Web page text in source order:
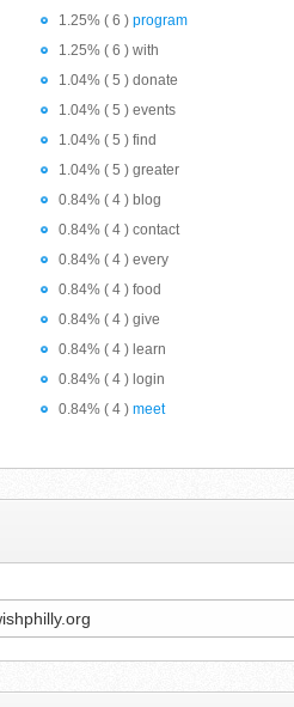
1.25% ( 6 ) program
1.25% ( 6 ) with
1.04% ( 5 ) donate
1.04% ( 5 ) events
1.04% ( 5 ) find
1.04% ( 5 ) greater
0.84% ( 4 ) blog
0.84% ( 4 ) contact
0.84% ( 4 ) every
0.84% ( 4 ) food
0.84% ( 4 ) give
0.84% ( 4 ) learn
0.84% ( 4 ) login
0.84% ( 4 ) meet